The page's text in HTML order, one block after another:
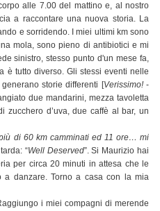
alle 7.00 del mattino e, al nostro
a raccontare una nuova storia. La
e sorridendo. I miei ultimi km sono
mola, sono pieno di antibiotici e mi
sinistro, stesso punto d'un mese fa,
è tutto diverso. Gli stessi eventi nelle
storie differenti [Verissimo!-
due mandarini, mezza tavoletta
zucchero d’uva, due caffè al bar, un
di 60 km camminati ed 11 ore… mi
“Well Deserved”. Si Maurizio hai
per circa 20 minuti in attesa che le
a danzare. Torno a casa con la mia
i miei compagni di merende